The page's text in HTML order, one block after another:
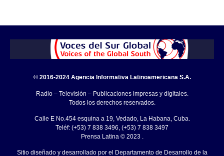
© 2016-2024 Agencia Informativa Latinoamericana S.A.
Radio – Televisión – Publicaciones impresas y digitales.
Todos los derechos reservados.
Calle E No.454 esquina a 19, Vedado, La Habana, Cuba.
Teléf: (+53) 7 838 3496, (+53) 7 838 3497
Prensa Latina © 2023 .
Sitio diseñado y desarrollado por el Departamento de Desarrollo de la